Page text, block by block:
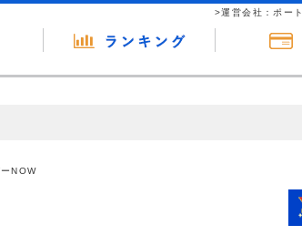
>運営会社：ポー
。
NOW